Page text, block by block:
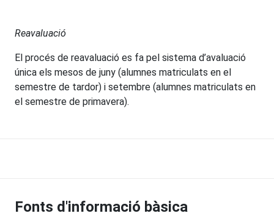
Reavaluació
El procés de reavaluació es fa pel sistema d’avaluació
única els mesos de juny (alumnes matriculats en el
semestre de tardor) i setembre (alumnes matriculats en
el semestre de primavera).
Fonts d'informació bàsica